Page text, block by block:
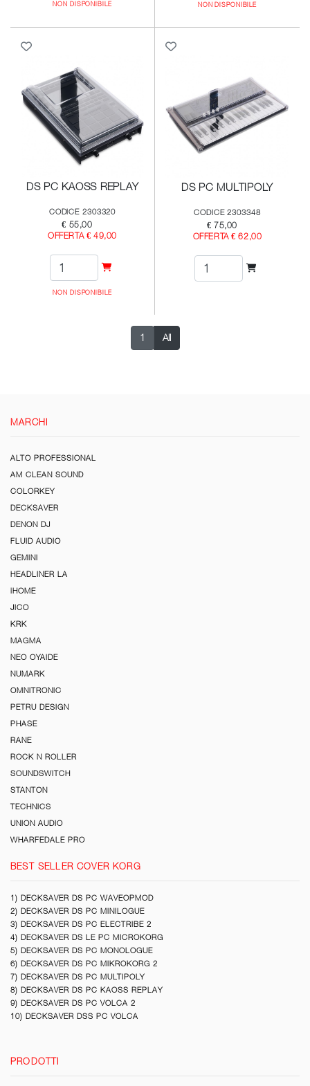
NON DISPONIBILE NON DISPONIBILE
DS PC KAOSS REPLAY
CODICE 2303320
€ 55,00
OFFERTA € 49,00
NON DISPONIBILE
DS PC MULTIPOLY
CODICE 2303348
€ 75,00
OFFERTA € 62,00
1 All
MARCHI
ALTO PROFESSIONAL
AM CLEAN SOUND
COLORKEY
DECKSAVER
DENON DJ
FLUID AUDIO
GEMINI
HEADLINER LA
iHOME
JICO
KRK
MAGMA
NEO OYAIDE
NUMARK
OMNITRONIC
PETRU DESIGN
PHASE
RANE
ROCK N ROLLER
SOUNDSWITCH
STANTON
TECHNICS
UNION AUDIO
WHARFEDALE PRO
BEST SELLER COVER KORG
1) DECKSAVER DS PC WAVEOPMOD
2) DECKSAVER DS PC MINILOGUE
3) DECKSAVER DS PC ELECTRIBE 2
4) DECKSAVER DS LE PC MICROKORG
5) DECKSAVER DS PC MONOLOGUE
6) DECKSAVER DS PC MIKROKORG 2
7) DECKSAVER DS PC MULTIPOLY
8) DECKSAVER DS PC KAOSS REPLAY
9) DECKSAVER DS PC VOLCA 2
10) DECKSAVER DSS PC VOLCA
PRODOTTI